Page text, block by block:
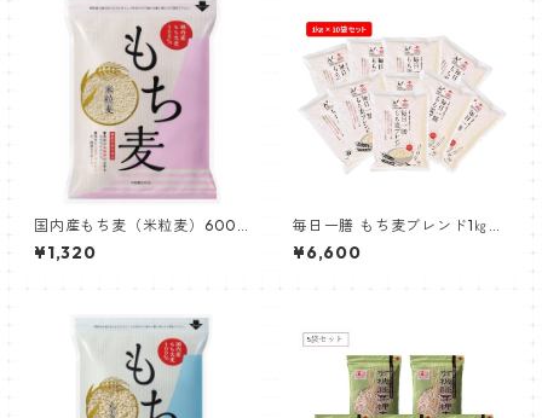
国内産もち麦（米粒麦）600g
機能性表示食品
¥1,320
毎日一膳 もち麦ブレンド1㎏×1
0袋
¥6,600